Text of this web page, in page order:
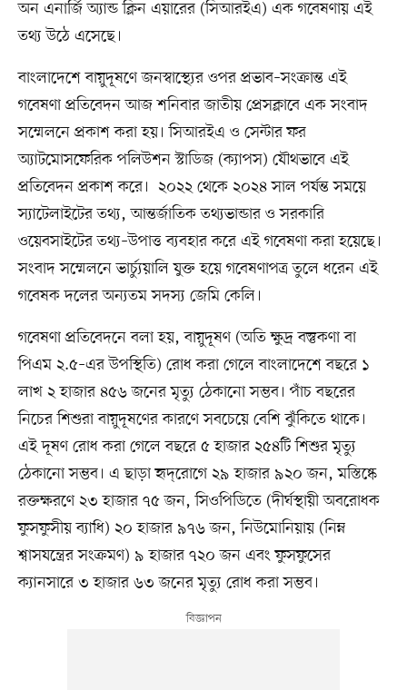
অন এনার্জি অ্যান্ড ক্লিন এয়ারের (সিআরইএ) এক গবেষণায় এই
তথ্য উঠে এসেছে।
বাংলাদেশে বায়ুদূষণে জনস্বাস্থ্যের ওপর প্রভাব–সংক্রান্ত এই
গবেষণা প্রতিবেদন আজ শনিবার জাতীয় প্রেসক্লাবে এক সংবাদ
সম্মেলনে প্রকাশ করা হয়। সিআরইএ ও সেন্টার ফর
অ্যাটমোসফেরিক পলিউশন স্টাডিজ (ক্যাপস) যৌথভাবে এই
প্রতিবেদন প্রকাশ করে। ২০২২ থেকে ২০২৪ সাল পর্যন্ত সময়ে
স্যাটেলাইটের তথ্য, আন্তর্জাতিক তথ্যভান্ডার ও সরকারি
ওয়েবসাইটের তথ্য–উপাত্ত ব্যবহার করে এই গবেষণা করা হয়েছে।
সংবাদ সম্মেলনে ভার্চু৵য়ালি যুক্ত হয়ে গবেষণাপত্র তুলে ধরেন এই
গবেষক দলের অন্যতম সদস্য জেমি কেলি।
গবেষণা প্রতিবেদনে বলা হয়, বায়ুদূষণ (অতি ক্ষুদ্র বস্তুকণা বা
পিএম ২.৫–এর উপস্থিতি) রোধ করা গেলে বাংলাদেশে বছরে ১
লাখ ২ হাজার ৪৫৬ জনের মৃত্যু ঠেকানো সম্ভব। পাঁচ বছরের
নিচের শিশুরা বায়ুদূষণের কারণে সবচেয়ে বেশি ঝুঁকিতে থাকে।
এই দূষণ রোধ করা গেলে বছরে ৫ হাজার ২৫৪টি শিশুর মৃত্যু
ঠেকানো সম্ভব। এ ছাড়া হৃদ্‌রোগে ২৯ হাজার ৯২০ জন, মস্তিষ্কে
রক্তক্ষরণে ২৩ হাজার ৭৫ জন, সিওপিডিতে (দীর্ঘস্থায়ী অবরোধক
ফুসফুসীয় ব্যাধি) ২০ হাজার ৯৭৬ জন, নিউমোনিয়ায় (নিম্ন
শ্বাসযন্ত্রের সংক্রমণ) ৯ হাজার ৭২০ জন এবং ফুসফুসের
ক্যানসারে ৩ হাজার ৬৩ জনের মৃত্যু রোধ করা সম্ভব।